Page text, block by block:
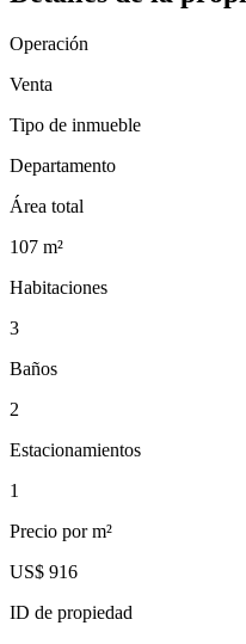
Operación
Venta
Tipo de inmueble
Departamento
Área total
107 m²
Habitaciones
3
Baños
2
Estacionamientos
1
Precio por m²
US$ 916
ID de propiedad